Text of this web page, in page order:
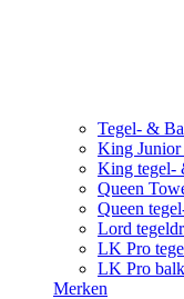
Tegel- &
King Junior
King tegel-
Queen
Queen
Lord
LK Pro
LK Pro
Merken